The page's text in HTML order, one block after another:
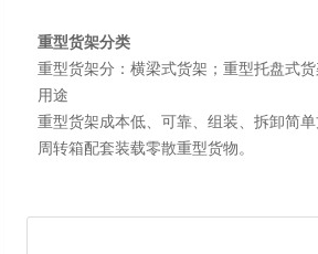
重型货架分类
重型货架分：横梁式货架；重型托盘式
用途
重型货架成本低、可靠、组装、拆卸简
周转箱配套装载零散重型货物。